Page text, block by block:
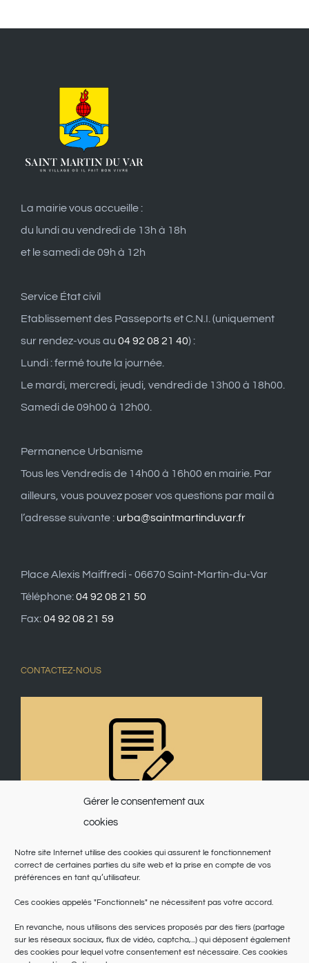
Gérer le consentement aux
cookies
Notre site Internet utilise des cookies qui assurent le fonctionnement
correct de certaines parties du site web et la prise en compte de vos
préférences en tant qu’utilisateur.
Ces cookies appelés "Fonctionnels" ne nécessitent pas votre accord.
En revanche, nous utilisons des services proposés par des tiers (partage
sur les réseaux sociaux, flux de vidéo, captcha,...) qui déposent également
des cookies pour lequel votre consentement est nécessaire. Ces cookies
La mairie vous accueille :
du lundi au vendredi de 13h à 18h
et le samedi de 09h à 12h
Service État civil
Etablissement des Passeports et C.N.I. (uniquement
sur rendez-vous au 04 92 08 21 40) :
Lundi : fermé toute la journée.
Le mardi, mercredi, jeudi, vendredi de 13h00 à 18h00.
Samedi de 09h00 à 12h00.
Permanence Urbanisme
Tous les Vendredis de 14h00 à 16h00 en mairie. Par
ailleurs, vous pouvez poser vos questions par mail à
l’adresse suivante : urba@saintmartinduvar.fr
Place Alexis Maiffredi - 06670 Saint-Martin-du-Var
Téléphone:04 92 08 21 50
Fax:04 92 08 21 59
CONTACTEZ-NOUS